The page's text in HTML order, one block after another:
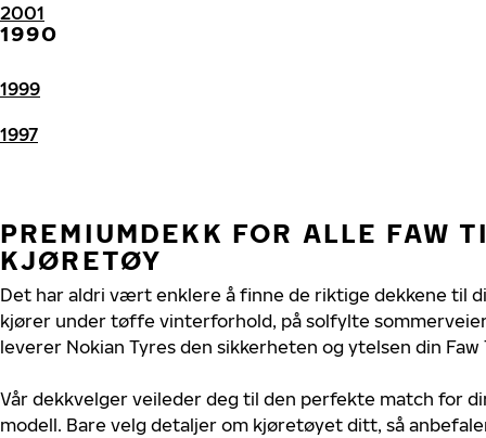
2001
1990
1999
1997
PREMIUMDEKK FOR ALLE FAW
KJØRETØY
Det har aldri vært enklere å finne de riktige dekkene til
kjører under tøffe vinterforhold, på solfylte
leverer Nokian Tyres den sikkerheten og ytelsen din
Vår dekkvelger veileder deg til den perfekte match for
modell. Bare velg detaljer om kjøretøyet ditt, så